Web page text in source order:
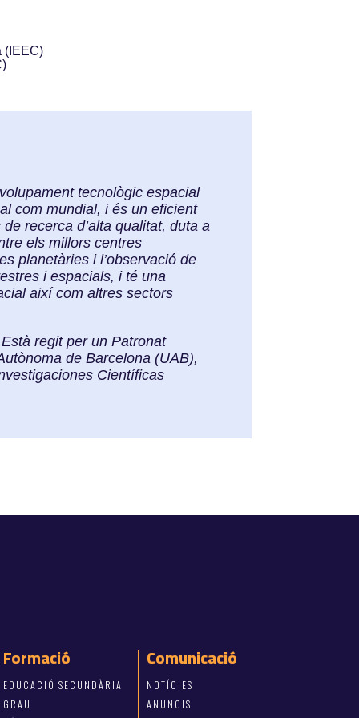
(IEEC)
tecnològic espacial
com mundial, i és un eficient
recerca d’alta qualitat, duta a
els millors centres
planetàries i l’observació de
i espacials, i té una
així com altres sectors
regit per un Patronat
de Barcelona (UAB),
Científicas
Formació
EDUCACIÓ SECUNDÀRIA
GRAU
Comunicació
NOTÍCIES
ANUNCIS